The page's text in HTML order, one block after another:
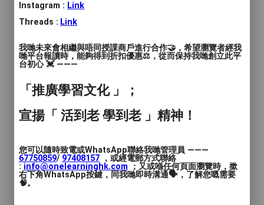
HKUST 科技大學畢業生，有dean’s list
award.
CUHK 香港中文大學 考取得教育文憑。
有超過十年的補習及教學經驗。
本人曾任教3間band 1名校數學及物理科，
曾有5年補習社經驗，7年中學教學經驗，分
別補數學及物理。
Instagram : Link
Threads : Link
我哋未來會相繼與唔同授課商戶進行合作🤝，希望瀏覽者經我
哋平台報讀時，能夠得到折扣優惠⚖️，從而保持我哋創立此平
台初心 💓 ———
「推廣學習文化 」；
宣揚「 活到老 學到老 」精神！
您可以隨時致電或WhatsApp聯絡我哋管理員 ———
67750859/ 97408157 ，或經電郵方式聯絡
: info@onelearninghk.com ；又或喺任何頁面瀏覽時，撳
右下角WhatsApp按鍵，同我哋即時溝通🗣️，了解您嘅需要
🧠。